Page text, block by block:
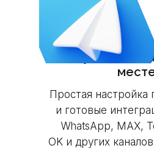
Все нужные
Простая настройка
и готовые
WhatsApp, MAX,
OK и других